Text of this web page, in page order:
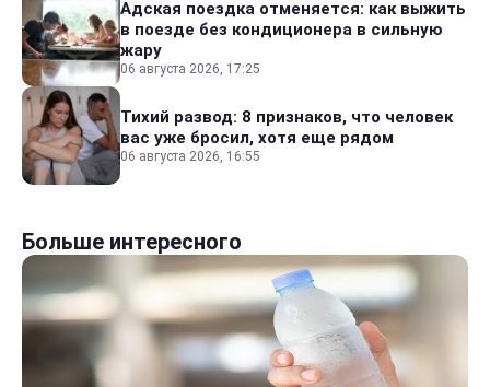
Адская поездка отменяется: как выжить
в поезде без кондиционера в сильную
жару
06 августа 2026, 17:25
Тихий развод: 8 признаков, что человек
вас уже бросил, хотя еще рядом
06 августа 2026, 16:55
Больше интересного